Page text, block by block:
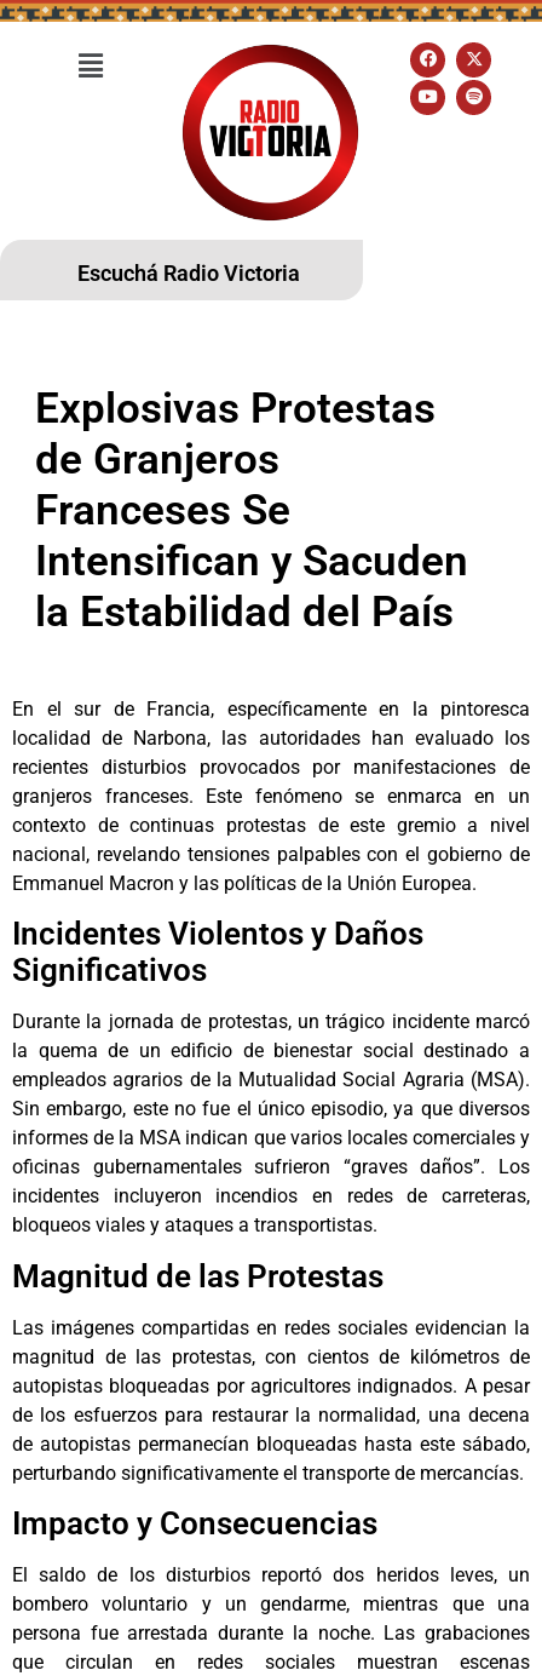
Escuchá Radio Victoria
Explosivas Protestas
de Granjeros
Franceses Se
Intensifican y Sacuden
la Estabilidad del País
En el sur de Francia, específicamente en la pintoresca
localidad de Narbona, las autoridades han evaluado los
recientes disturbios provocados por manifestaciones de
granjeros franceses. Este fenómeno se enmarca en un
contexto de continuas protestas de este gremio a nivel
nacional, revelando tensiones palpables con el gobierno de
Emmanuel Macron y las políticas de la Unión Europea.
Incidentes Violentos y Daños
Significativos
Durante la jornada de protestas, un trágico incidente marcó
la quema de un edificio de bienestar social destinado a
empleados agrarios de la Mutualidad Social Agraria (MSA).
Sin embargo, este no fue el único episodio, ya que diversos
informes de la MSA indican que varios locales comerciales y
oficinas gubernamentales sufrieron “graves daños”. Los
incidentes incluyeron incendios en redes de carreteras,
bloqueos viales y ataques a transportistas.
Magnitud de las Protestas
Las imágenes compartidas en redes sociales evidencian la
magnitud de las protestas, con cientos de kilómetros de
autopistas bloqueadas por agricultores indignados. A pesar
de los esfuerzos para restaurar la normalidad, una decena
de autopistas permanecían bloqueadas hasta este sábado,
perturbando significativamente el transporte de mercancías.
Impacto y Consecuencias
El saldo de los disturbios reportó dos heridos leves, un
bombero voluntario y un gendarme, mientras que una
persona fue arrestada durante la noche. Las grabaciones
que circulan en redes sociales muestran escenas